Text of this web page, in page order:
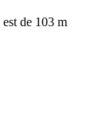
est de 103 m